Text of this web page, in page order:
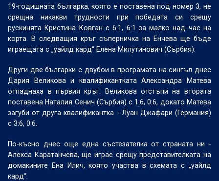
19-годишната българка, която е поставена под номер 3, не
срещна никакви трудности при победата си срещу
рускинята Кристина Ковган с 6:1, 6:1 за малко над час на
корта. В следващия кръг съперничка на Енчева ще бъде
играещата с „уайлд кард“ Елена Милутинович (Сърбия).
Други две българки с двубои в програмата на сингъл днес
Дария Великова и квалификантката Александра Матева
отпаднаха в първия кръг. Великова отстъпи на втората
поставена Наталия Сенич (Сърбия) с 1:6, 0:6, докато Матева
загуби от друга квалификантка - Луан Джафари (Германия)
с 3:6, 0:6.
По-късно днес още една състезателка от страната ни -
Алекса Каратанчева, ще играе срещу представителката на
домакините Ена Илич, която участва в схемата с „уайлд
кард“.